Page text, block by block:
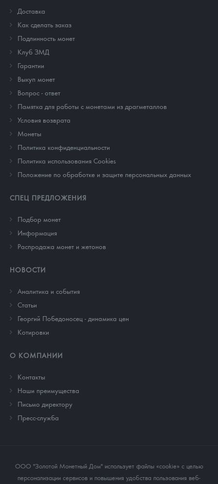
Доставка
Как сделать заказ
Подлинность монет
Клуб ЗМД
Гарантии
Выкуп монет
Вопрос - ответ
Памятка для работы с монетами из драгметаллов
Условия возврата
Монеты
Политика конфиденциальности
Политика использования Cookies
Положение по обработке и защите персональных данных
СПЕЦ ПРЕДЛОЖЕНИЯ
Подбор монет
Информация
Распродажа монет и жетонов
НОВОСТИ
Аналитика и события
Cтатьи
Георгий Победоносец - динамика цен
Котировки
О КОМПАНИИ
Контакты
Наши преимущества
Письмо директору
Пресс-служба
ООО "Золотой Монетный Дом" использует файлы «cookie» с целью
персонализации сервисов и повышения удобства пользования веб-